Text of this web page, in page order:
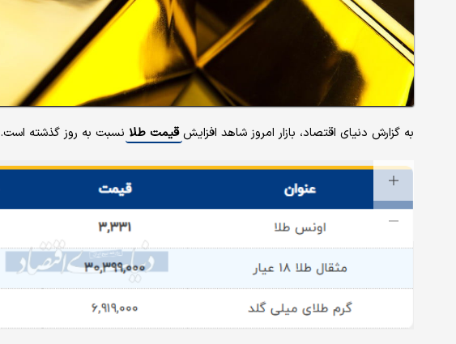
به گزارش دنیای اقتصاد، بازار امروز شاهد افزایش قیمت طلا نسبت به روز گذشته است.